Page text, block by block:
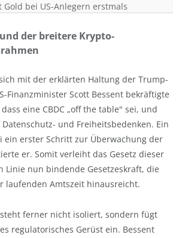
bei US-Anlegern erstmals
der breitere Krypto-
mit der erklärten Haltung der Trump-
Finanzminister Scott Bessent bekräftigte
eine CBDC „off the table" sei, und
und Freiheitsbedenken. Ein
ein erster Schritt zur Überwachung der
er. Somit verleiht das Gesetz dieser
Linie nun bindende Gesetzeskraft, die
laufenden Amtszeit hinausreicht.
steht ferner nicht isoliert, sondern fügt
regulatorisches Gerüst ein. Bessent